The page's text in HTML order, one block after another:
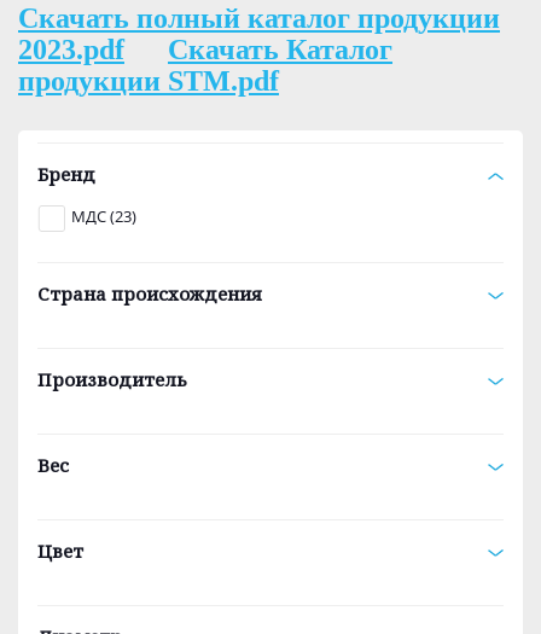
Скачать полный каталог продукции
2023.pdf
Скачать Каталог
продукции STM.pdf
Бренд
МДС (23)
Страна происхождения
Производитель
Вес
Цвет